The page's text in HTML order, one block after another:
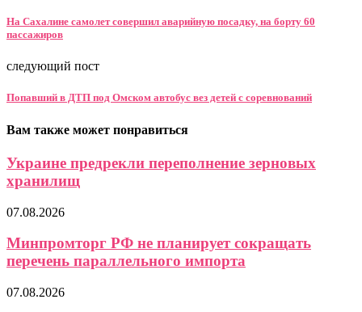
На Сахалине самолет совершил аварийную посадку, на борту 60
пассажиров
следующий пост
Попавший в ДТП под Омском автобус вез детей с соревнований
Вам также может понравиться
Украине предрекли переполнение зерновых
хранилищ
07.08.2026
Минпромторг РФ не планирует сокращать
перечень параллельного импорта
07.08.2026